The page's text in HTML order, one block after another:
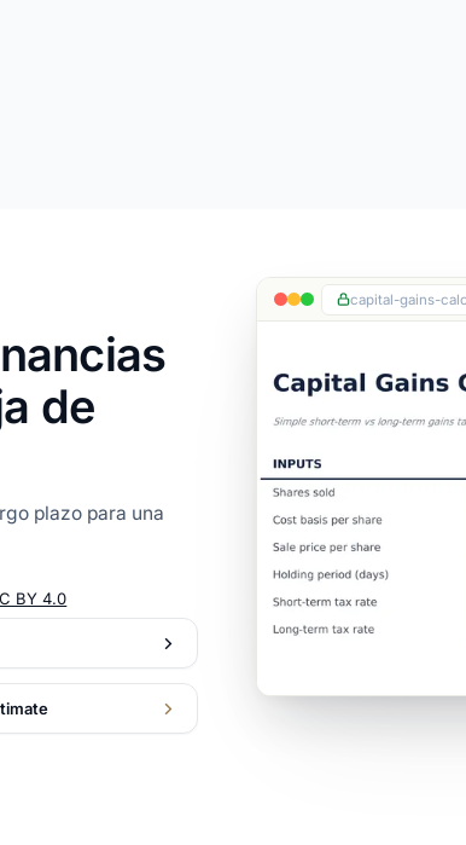
de
plazo para una
BY 4.0
capital-gains-